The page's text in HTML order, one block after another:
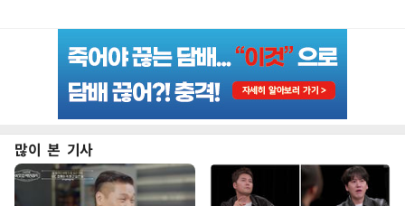
많이 본 기사